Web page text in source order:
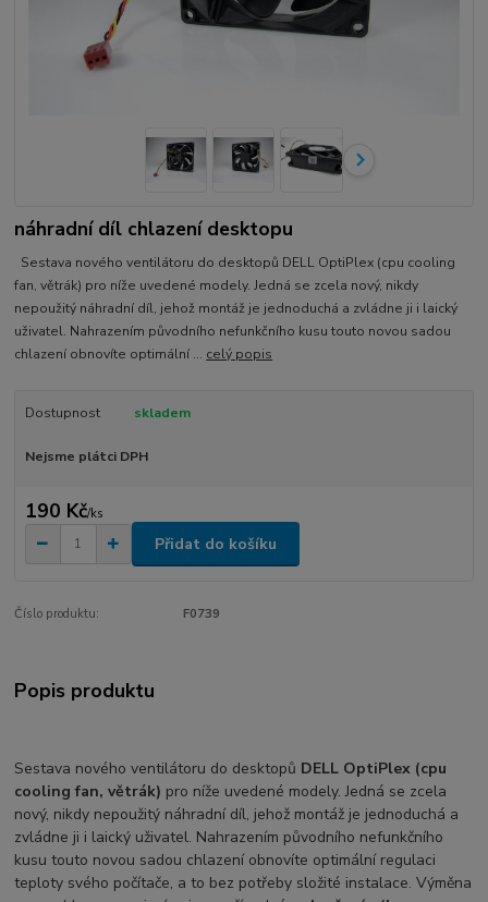
náhradní díl chlazení desktopu
Sestava nového ventilátoru do desktopů DELL OptiPlex (cpu cooling
fan, větrák) pro níže uvedené modely. Jedná se zcela nový, nikdy
nepoužitý náhradní díl, jehož montáž je jednoduchá a zvládne ji i laický
uživatel. Nahrazením původního nefunkčního kusu touto novou sadou
chlazení obnovíte optimální ... celý popis
Dostupnost skladem
Nejsme plátci DPH
190 Kč/ks
Přidat do košíku
Číslo produktu: F0739
Popis produktu
Sestava nového ventilátoru do desktopů DELL OptiPlex (cpu
cooling fan, větrák) pro níže uvedené modely. Jedná se zcela
nový, nikdy nepoužitý náhradní díl, jehož montáž je jednoduchá a
zvládne ji i laický uživatel. Nahrazením původního nefunkčního
kusu touto novou sadou chlazení obnovíte optimální regulaci
teploty svého počítače, a to bez potřeby složité instalace. Výměna